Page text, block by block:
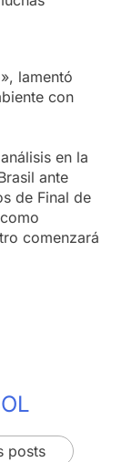
lamentó
con
en la
ante
de Final de
comenzará
posts